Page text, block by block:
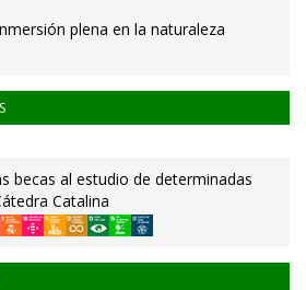
plena en la naturaleza
becas al estudio de determinadas
Catalina